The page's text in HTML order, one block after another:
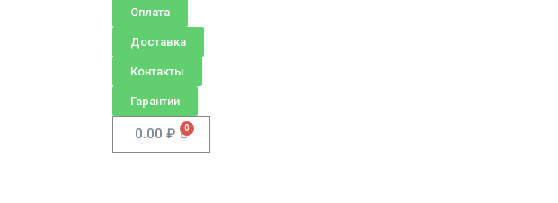
Оплата
Доставка
Контакты
Гарантии
0.00 ₽